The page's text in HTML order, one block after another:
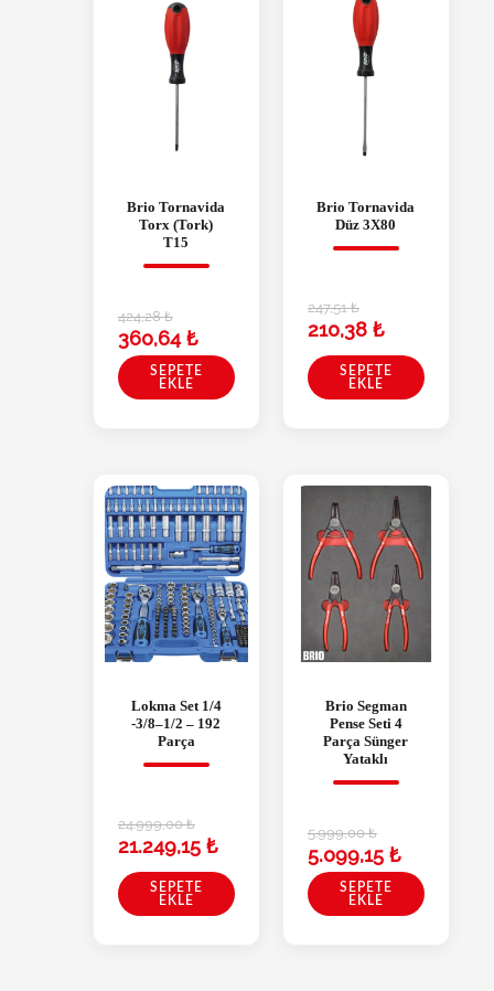
Brio Tornavida
Torx (Tork)
T15
424,28₺
360,64₺
SEPETE
EKLE
Brio Tornavida
Düz 3X80
247,51₺
210,38 ₺
SEPETE
EKLE
Lokma Set 1/4
-3/8–1/2 – 192
Parça
24.999,00₺
21.249,15 ₺
SEPETE
EKLE
Brio Segman
Pense Seti 4
Parça Sünger
Yataklı
5.999,00₺
5.099,15 ₺
SEPETE
EKLE